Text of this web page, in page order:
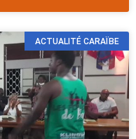
ACTUALITÉ CARAÏBE